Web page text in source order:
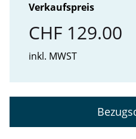
Verkaufspreis
CHF 129.00
inkl. MWST